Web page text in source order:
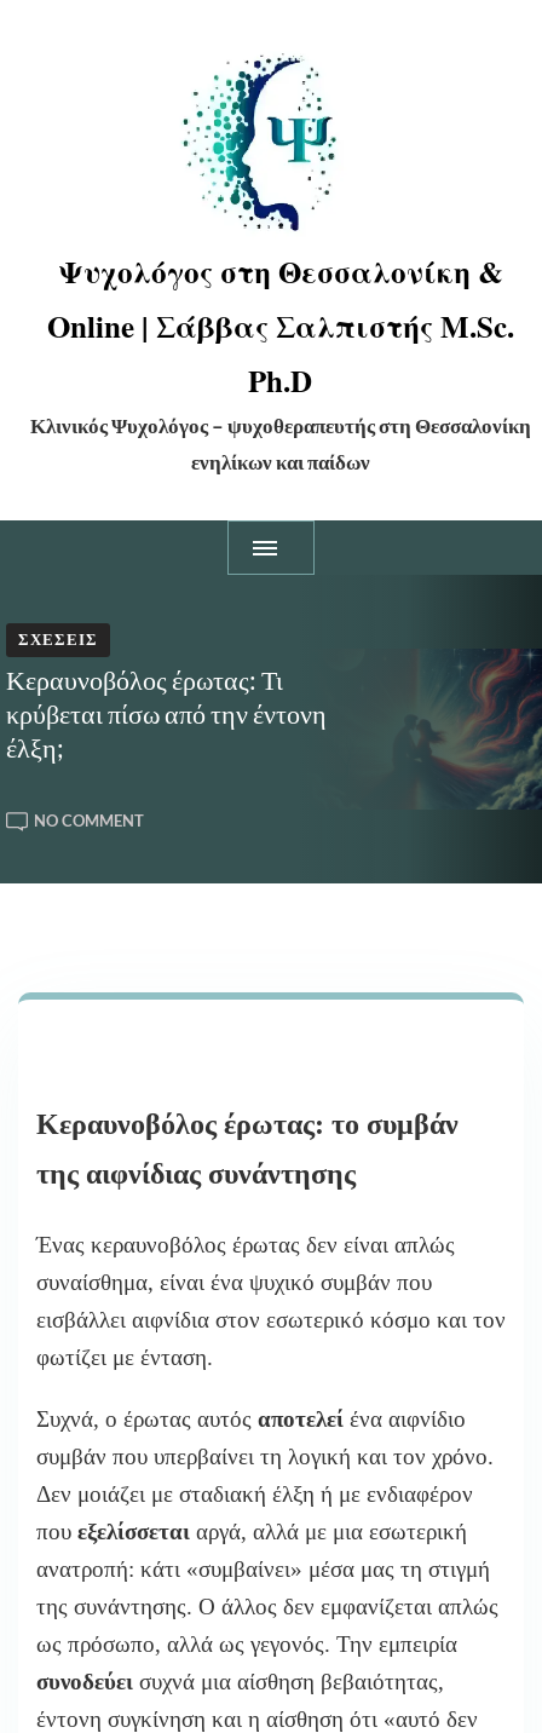
Ψυχολόγος στη Θεσσαλονίκη &
Online | Σάββας Σαλπιστής M.Sc.
Ph.D
Κλινικός Ψυχολόγος – ψυχοθεραπευτής στη Θεσσαλονίκη
ενηλίκων και παίδων
ΣΧΈΣΕΙΣ
Κεραυνοβόλος έρωτας: Τι
κρύβεται πίσω από την έντονη
έλξη;
NO COMMENTON
Κεραυνοβόλος έρωτας: το συμβάν
της αιφνίδιας συνάντησης
Ένας κεραυνοβόλος έρωτας δεν είναι απλώς
συναίσθημα, είναι ένα ψυχικό συμβάν που
εισβάλλει αιφνίδια στον εσωτερικό κόσμο και τον
φωτίζει με ένταση.
Συχνά, ο έρωτας αυτός αποτελεί ένα αιφνίδιο
συμβάν που υπερβαίνει τη λογική και τον χρόνο.
Δεν μοιάζει με σταδιακή έλξη ή με ενδιαφέρον
που εξελίσσεται αργά, αλλά με μια εσωτερική
ανατροπή: κάτι «συμβαίνει» μέσα μας τη στιγμή
της συνάντησης. Ο άλλος δεν εμφανίζεται απλώς
ως πρόσωπο, αλλά ως γεγονός. Την εμπειρία
συνοδεύει συχνά μια αίσθηση βεβαιότητας,
έντονη συγκίνηση και η αίσθηση ότι «αυτό δεν